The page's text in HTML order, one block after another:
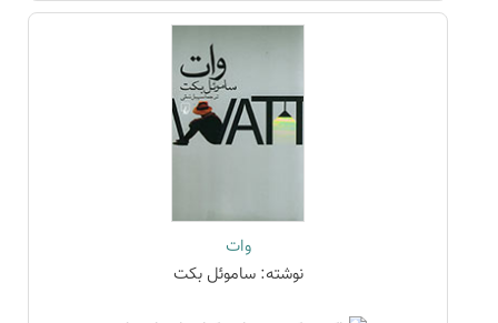
وات
نوشته: ساموئل بکت